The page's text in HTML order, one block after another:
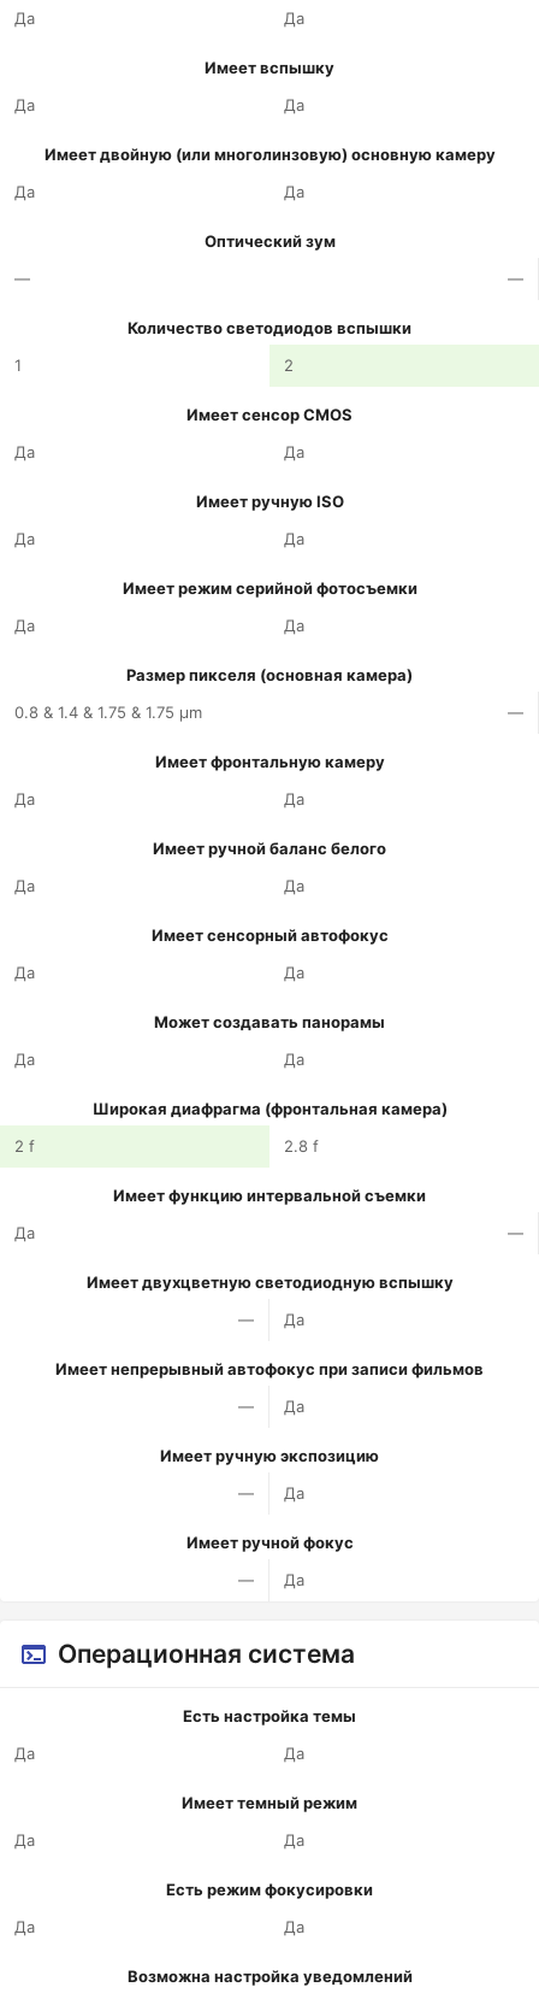
Да Да
Имеет вспышку
Да
Да
Имеет двойную (или многолинзовую) основную камеру
Да
Да
Оптический зум
—
—
Количество светодиодов вспышки
1
2
Имеет сенсор CMOS
Да
Да
Имеет ручную ISO
Да
Да
Имеет режим серийной фотосъемки
Да
Да
Размер пикселя (основная камера)
0.8 & 1.4 & 1.75 & 1.75 µm
—
Имеет фронтальную камеру
Да
Да
Имеет ручной баланс белого
Да
Да
Имеет сенсорный автофокус
Да
Да
Может создавать панорамы
Да
Да
Широкая диафрагма (фронтальная камера)
2 f
2.8 f
Имеет функцию интервальной съемки
Да
—
Имеет двухцветную светодиодную вспышку
—
Да
Имеет непрерывный автофокус при записи фильмов
—
Да
Имеет ручную экспозицию
—
Да
Имеет ручной фокус
—
Да
Операционная система
Есть настройка темы
Да
Да
Имеет темный режим
Да
Да
Есть режим фокусировки
Да
Да
Возможна настройка уведомлений